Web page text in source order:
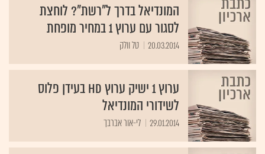
המונדיאל בדרך ל"רשת"? לוחצת
לסגור עם ערוץ 1 במחיר מופחת
20.03.2014 טל וולק
ערוץ 1 ישיק ערוץ HD בעידן פלוס
לשידורי המונדיאל
29.01.2014 לי-אור אברבך